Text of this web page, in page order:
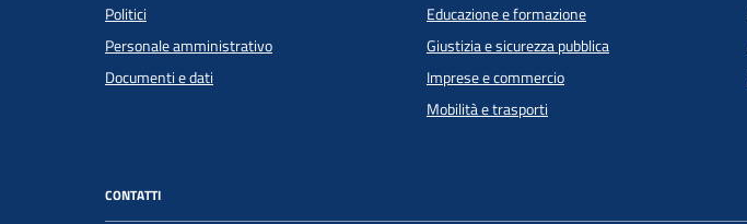
Politici
Personale amministrativo
Documenti e dati
Educazione e formazione
Giustizia e sicurezza pubblica
Imprese e commercio
Mobilità e trasporti
CONTATTI